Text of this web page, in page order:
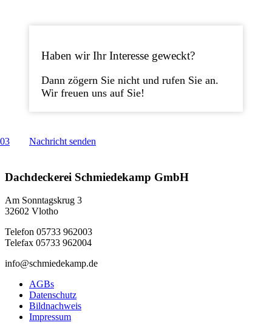
Haben wir Ihr Interesse geweckt?
Dann zögern Sie nicht und rufen Sie an.
Wir freuen uns auf Sie!
Nachricht senden
Dachdeckerei Schmiedekamp GmbH
Am Sonntagskrug 3
32602 Vlotho
Telefon 05733 962003
Telefax 05733 962004
info@schmiedekamp.de
AGBs
Datenschutz
Bildnachweis
Impressum